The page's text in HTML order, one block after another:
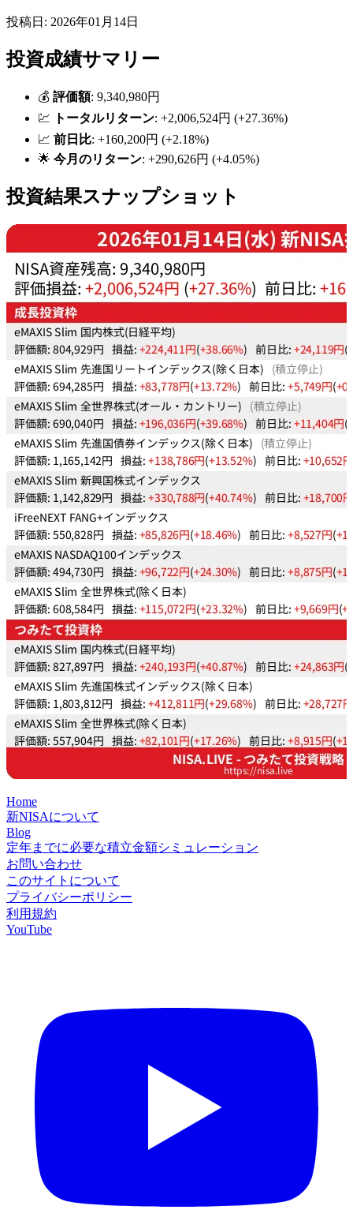
投稿日: 2026年01月14日
投資成績サマリー
💰 評価額: 9,340,980円
💹
トータルリターン: +2,006,524円 (+27.36%)
📈 前日比: +160,200円 (+2.18%)
🌟 今月のリターン: +290,626円 (+4.05%)
投資結果スナップショット
Home
新NISAについて
Blog
定年までに必要な積立金額シミュレーション
お問い合わせ
このサイトについて
プライバシーポリシー
利用規約
YouTube